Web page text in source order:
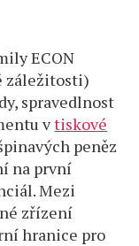
ECON
záležitosti)
spravedlnost
vtiskové
peněz
na první
Mezi
zřízení
hranice pro